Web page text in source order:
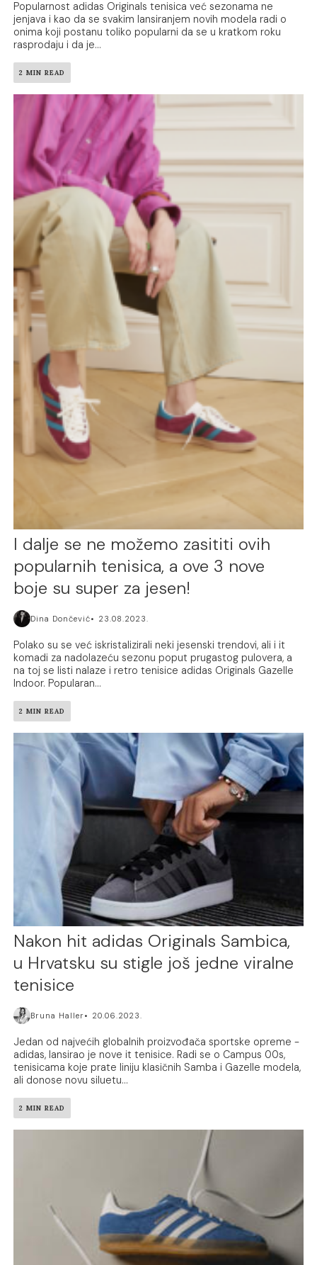
Popularnost adidas Originals tenisica već sezonama ne
jenjava i kao da se svakim lansiranjem novih modela radi o
onima koji postanu toliko popularni da se u kratkom roku
rasprodaju i da je...
2 MIN READ
I dalje se ne možemo zasititi ovih
popularnih tenisica, a ove 3 nove
boje su super za jesen!
Dina Dončević 23.08.2023.
Polako su se već iskristalizirali neki jesenski trendovi, ali i it
komadi za nadolazeću sezonu poput prugastog pulovera, a
na toj se listi nalaze i retro tenisice adidas Originals Gazelle
Indoor. Popularan...
2 MIN READ
Nakon hit adidas Originals Sambica,
u Hrvatsku su stigle još jedne viralne
tenisice
Bruna Haller 20.06.2023.
Jedan od najvećih globalnih proizvođača sportske opreme -
adidas, lansirao je nove it tenisice. Radi se o Campus 00s,
tenisicama koje prate liniju klasičnih Samba i Gazelle modela,
ali donose novu siluetu...
2 MIN READ